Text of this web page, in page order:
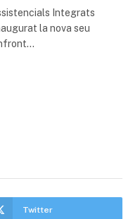
Integrats
la nova seu
Twitter